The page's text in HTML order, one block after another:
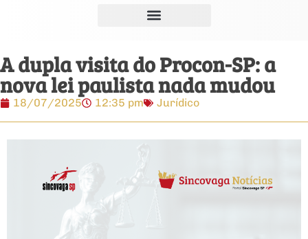
A dupla visita do Procon-SP: a
nova lei paulista nada mudou
18/07/2025 12:35 pm Jurídico